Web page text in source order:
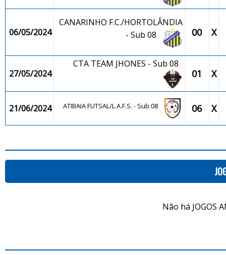
06/05/2024
CANARINHO F.C./HORTOLÂNDIA
- Sub 08
00 X
27/05/2024
CTA TEAM JHONES - Sub 08
01 X
21/06/2024 ATIBAIA FUTSAL/L.A.F.S. - Sub 08 06 X
Não há JOGOS